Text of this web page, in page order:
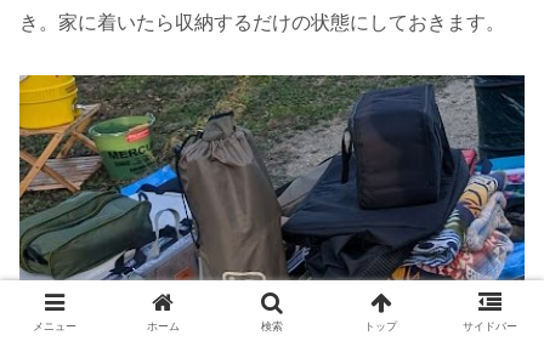
き。家に着いたら収納するだけの状態にしておきます。
メニュー ホーム 検索 トップ サイドバー